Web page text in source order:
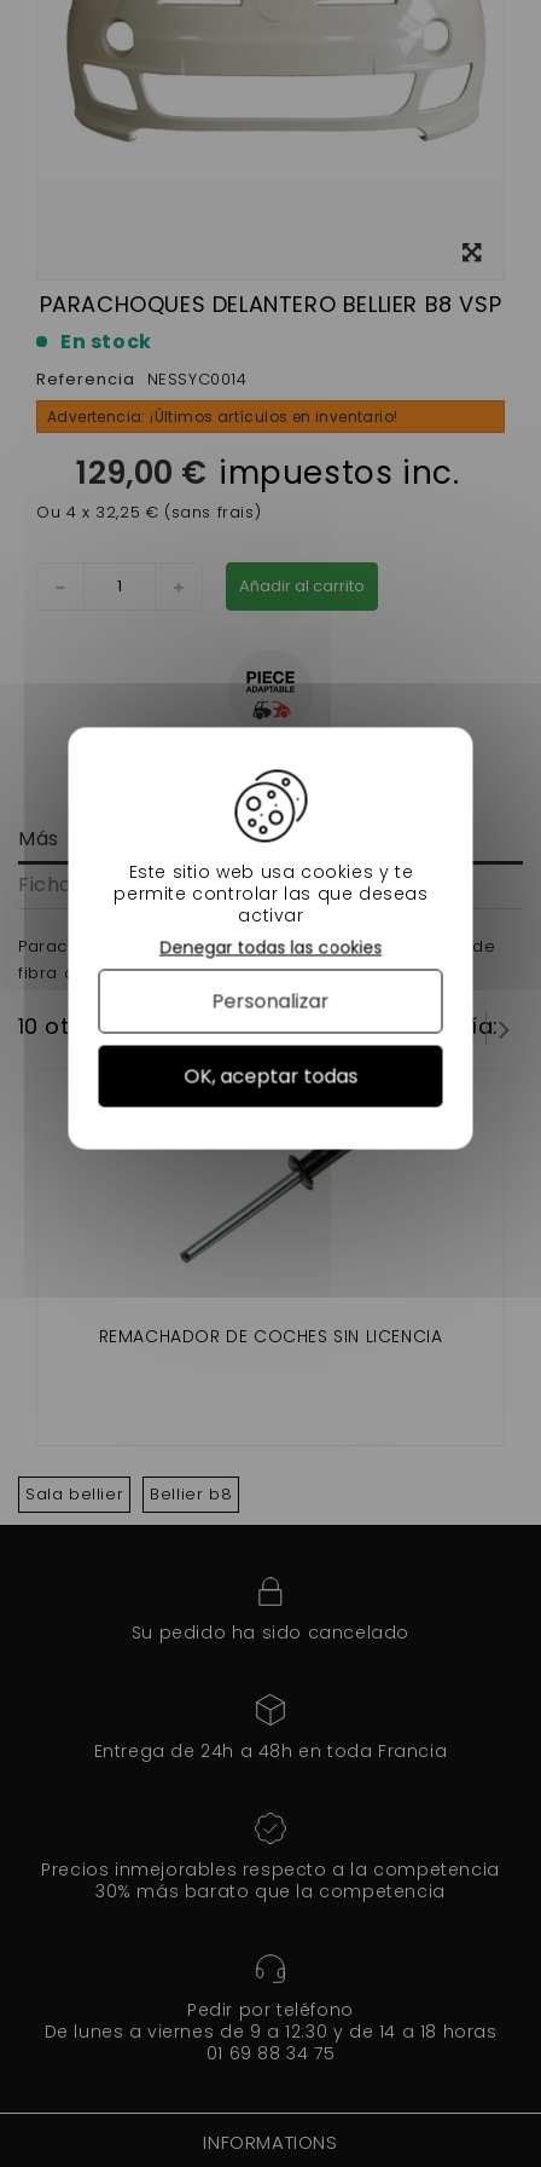
PARACHOQUES DELANTERO BELLIER B8 VSP
En stock
Referencia NESSYC0014
Advertencia: ¡Últimos artículos en inventario!
129,00 € impuestos inc.
Ou 4 x 32,25 € (sans frais)
Añadir al carrito
Más
Ficha técnica
Parachoques delantero Bellier B8 vsp parachoques de
fibra de vidrio para los coches sin licencia
10 otros productos en la misma categoría:
REMACHADOR DE COCHES SIN LICENCIA
Sala bellier Bellier b8
Su pedido ha sido cancelado
Entrega de 24h a 48h en toda Francia
Precios inmejorables respecto a la competencia
30% más barato que la competencia
Pedir por teléfono
De lunes a viernes de 9 a 12:30 y de 14 a 18 horas
01 69 88 34 75
INFORMATIONS
Este sitio web usa cookies y te
permite controlar las que deseas
activar
OK, aceptar todas
Denegar todas las cookies
Personalizar